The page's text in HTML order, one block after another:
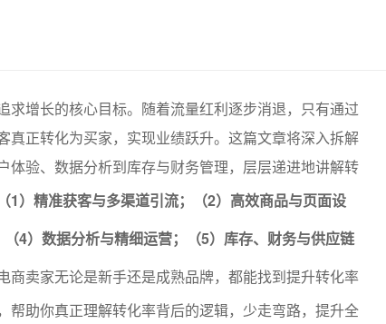
求增长的核心目标。随着流量红利逐步消退，只有通过
真正转化为买家，实现业绩跃升。这篇文章将深入拆解
体验、数据分析到库存与财务管理，层层递进地讲解转
（1）精准获客与多渠道引流；（2）高效商品与页面设
4）数据分析与精细运营；（5）库存、财务与供应链
商卖家无论是新手还是成熟品牌，都能找到提升转化率
帮助你真正理解转化率背后的逻辑，少走弯路，提升全